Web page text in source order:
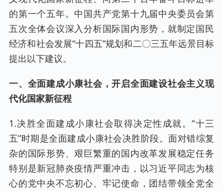
的第一个五年。中国共产党第十九届中央委员会第
五次全体会议深入分析国际国内形势，就制定国民
经济和社会发展“十四五”规划和二〇三五年远景目标
提出以下建议。
一、全面建成小康社会，开启全面建设社会主义现
代化国家新征程
1.决胜全面建成小康社会取得决定性成就。“十三
五”时期是全面建成小康社会决胜阶段。面对错综复
杂的国际形势、艰巨繁重的国内改革发展稳定任务
特别是新冠肺炎疫情严重冲击，以习近平同志为核
心的党中央不忘初心、牢记使命，团结带领全党全